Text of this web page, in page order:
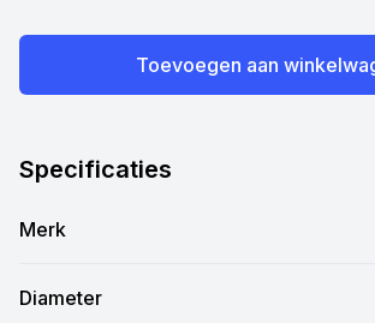
Toevoegen aan
Specificaties
Merk
Diameter